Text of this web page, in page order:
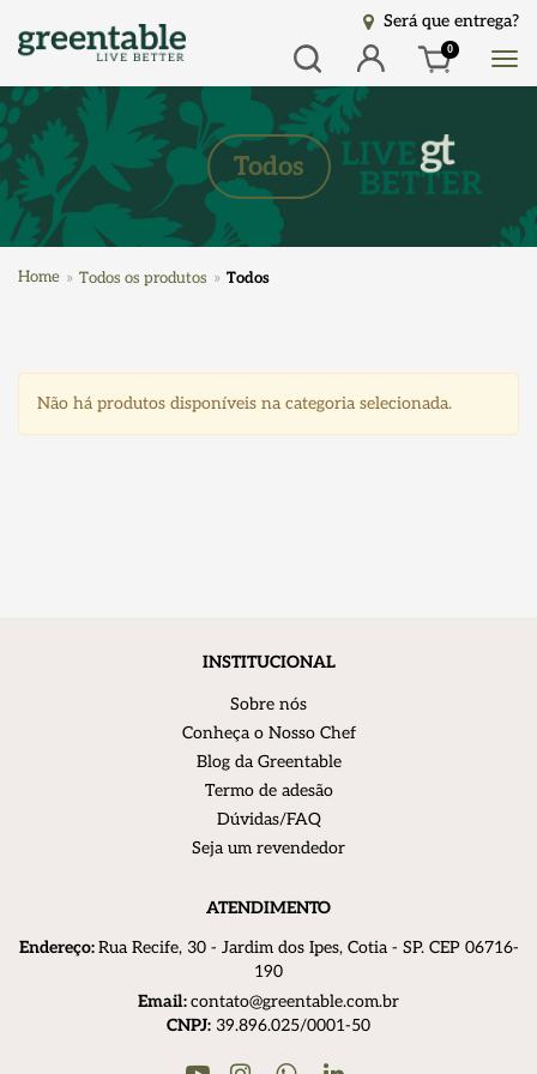
Será que entrega?
Busca
Entrar 0
Todos
Home Todos os produtos Todos
Não há produtos disponíveis na categoria selecionada.
INSTITUCIONAL
Sobre nós
Conheça o Nosso Chef
Blog da Greentable
Termo de adesão
Dúvidas/FAQ
Seja um revendedor
ATENDIMENTO
Endereço:Rua Recife, 30 - Jardim dos Ipes, Cotia - SP. CEP 06716-
190
Email:contato@greentable.com.br
CNPJ: 39.896.025/0001-50
YoutubeInstagram Linkedin